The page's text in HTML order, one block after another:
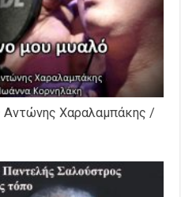
Αντώνης Χαραλαμπάκης /